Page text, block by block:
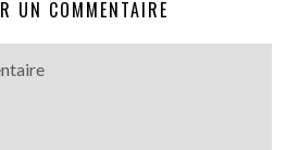
UN COMMENTAIRE